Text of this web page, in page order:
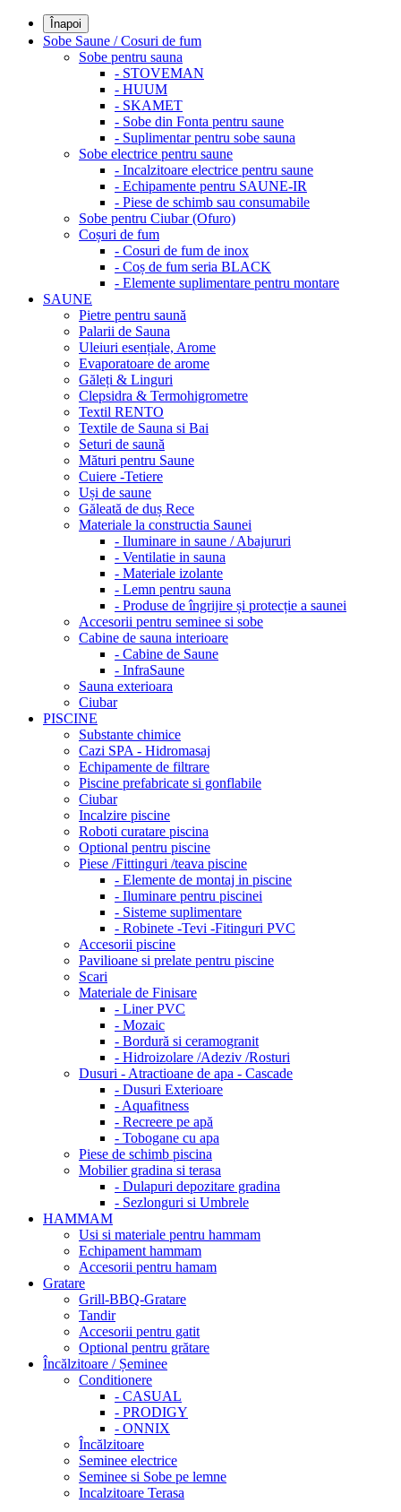
Înapoi
Sobe Saune / Cosuri de fum
Sobe pentru sauna
- STOVEMAN
- HUUM
- SKAMET
- Sobe din Fonta pentru saune
- Suplimentar pentru sobe sauna
Sobe electrice pentru saune
- Incalzitoare electrice pentru saune
- Echipamente pentru SAUNE-IR
- Piese de schimb sau consumabile
Sobe pentru Ciubar (Ofuro)
Coșuri de fum
- Cosuri de fum de inox
- Coș de fum seria BLACK
- Elemente suplimentare pentru montare
SAUNE
Pietre pentru saună
Palarii de Sauna
Uleiuri esențiale, Arome
Evaporatoare de arome
Găleți & Linguri
Clepsidra & Termohigrometre
Textil RENTO
Textile de Sauna si Bai
Seturi de saună
Mături pentru Saune
Cuiere -Tetiere
Uși de saune
Găleată de duș Rece
Materiale la constructia Saunei
- Iluminare in saune / Abajururi
- Ventilatie in sauna
- Materiale izolante
- Lemn pentru sauna
- Produse de îngrijire și protecție a saunei
Accesorii pentru seminee si sobe
Cabine de sauna interioare
- Cabine de Saune
- InfraSaune
Sauna exterioara
Ciubar
PISCINE
Substante chimice
Cazi SPA - Hidromasaj
Echipamente de filtrare
Piscine prefabricate si gonflabile
Ciubar
Incalzire piscine
Roboti curatare piscina
Optional pentru piscine
Piese /Fittinguri /teava piscine
- Elemente de montaj in piscine
- Iluminare pentru piscinei
- Sisteme suplimentare
- Robinete -Tevi -Fitinguri PVC
Accesorii piscine
Pavilioane si prelate pentru piscine
Scari
Materiale de Finisare
- Liner PVC
- Mozaic
- Bordură si ceramogranit
- Hidroizolare /Adeziv /Rosturi
Dusuri - Atractioane de apa - Cascade
- Dusuri Exterioare
- Aquafitness
- Recreere pe apă
- Tobogane cu apa
Piese de schimb piscina
Mobilier gradina si terasa
- Dulapuri depozitare gradina
- Sezlonguri si Umbrele
HAMMAM
Usi si materiale pentru hammam
Echipament hammam
Accesorii pentru hamam
Gratare
Grill-BBQ-Gratare
Tandir
Accesorii pentru gatit
Optional pentru grătare
Încălzitoare / Șeminee
Conditionere
- CASUAL
- PRODIGY
- ONNIX
Încălzitoare
Seminee electrice
Seminee si Sobe pe lemne
Incalzitoare Terasa